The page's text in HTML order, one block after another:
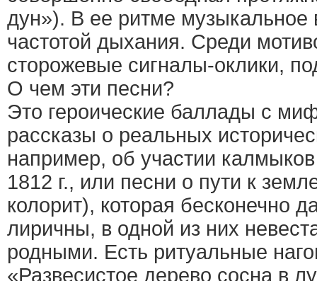
дун»). В ее ритме музыкальное
частотой дыхания. Среди
сторожевые сигналы-оклики,
О чем эти песни?
Это героические баллады с
рассказы о реальных
например, об участии
1812 г., или песни о пути к
колорит), которая бесконечно
лиричны, в одной из них
родными. Есть ритуальные
«Развесистое дерево сосна в